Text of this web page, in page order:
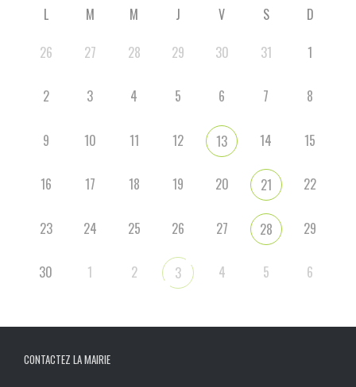
L M M J V S
D
26
27 28 29 30 31 1
2 3 4 5 6 7 8
9 10 11 12 13 14 15
16 17 18 19 20 21 22
23 24 25 26 27 28 29
30 1 2 3 4 5 6
CONTACTEZ LA MAIRIE